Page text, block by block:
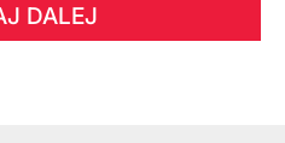
DALEJ